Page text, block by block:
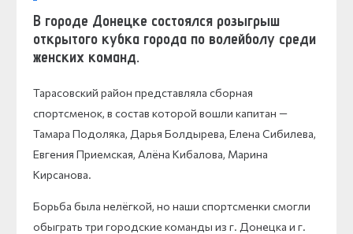
В городе Донецке состоялся розыгрыш
открытого кубка города по волейболу среди
женских команд.
Тарасовский район представляла сборная
спортсменок, в состав которой вошли капитан —
Тамара Подоляка, Дарья Болдырева, Елена Сибилева,
Евгения Приемская, Алёна Кибалова, Марина
Кирсанова.
Борьба была нелёгкой, но наши спортсменки смогли
обыграть три городские команды из г. Донецка и г.